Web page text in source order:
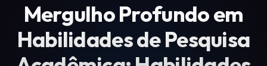
Mergulho Profundo em
Habilidades de Pesquisa